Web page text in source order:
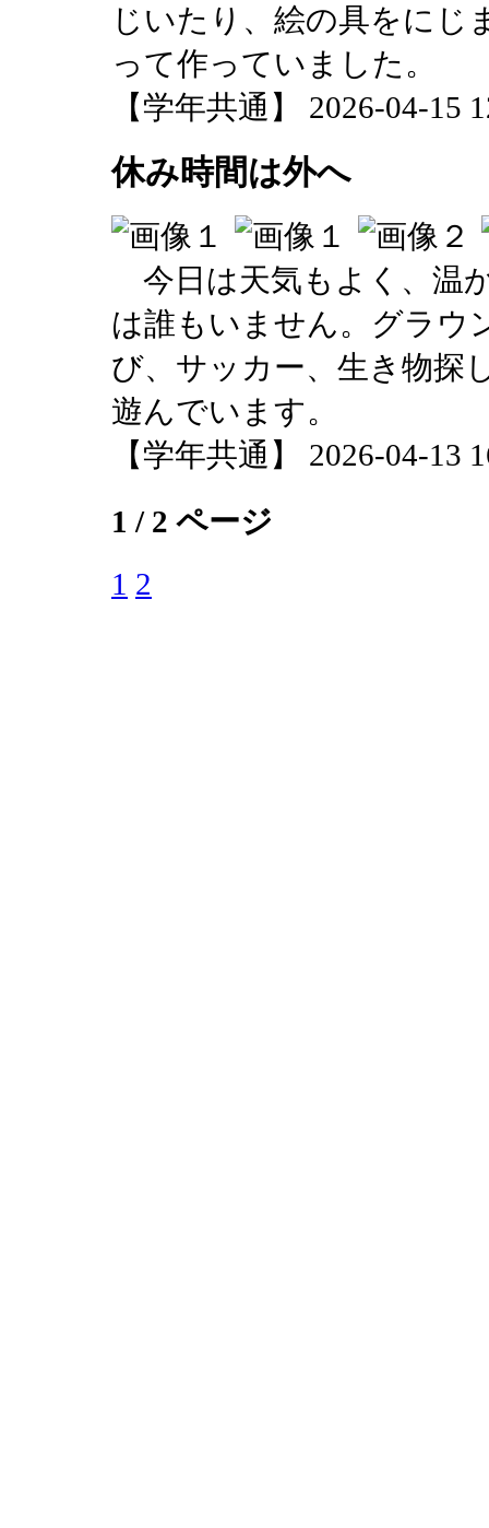
じいたり、絵の具をにじ
って作っていました。
【学年共通】 2026-04-15
休み時間は外へ
今日は天気もよく、温
は誰もいません。グラウ
び、サッカー、生き物探
遊んでいます。
【学年共通】 2026-04-13
1 / 2 ページ
1 2